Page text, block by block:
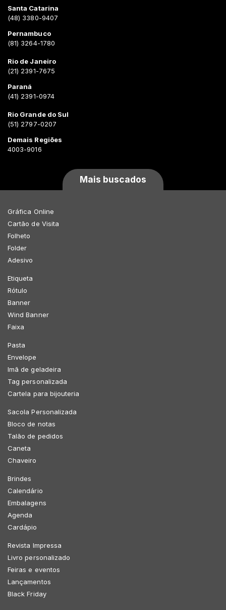
Santa Catarina
(48) 3380-9407
Pernambuco
(81) 3264-1780
Rio de Janeiro
(21) 2391-7675
Paraná
(41) 2391-0974
Rio Grande do Sul
(51) 2797-0207
Demais Regiões
4003-9016
Mais buscados
Gráfica Online
Cartão de Visita
Folheto
Folder
Adesivo
Etiqueta
Rótulo
Banner
Wind Banner
Faixa
Pasta
Envelope
Imã de geladeira
Tag personalizada
Cartela para bijouteria
Sacola Personalizada
Bloco de notas
Talão de pedidos
Caneta
Chaveiro
Brindes
Calendário
Embalagens
Agenda
Cardápio
Revista Impressa
Livro personalizado
Feiras e eventos
Lançamentos
Black Friday